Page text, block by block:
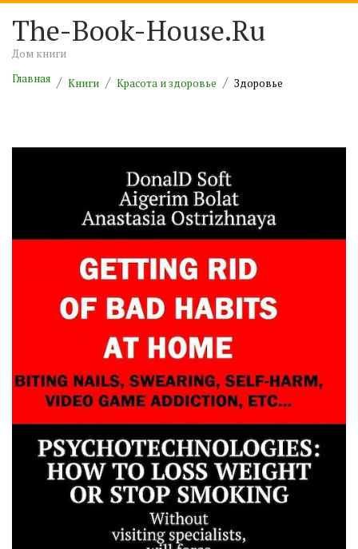
The-Book-House.Ru
Дом книги
Главная
Книги Красота и здоровье Здоровье